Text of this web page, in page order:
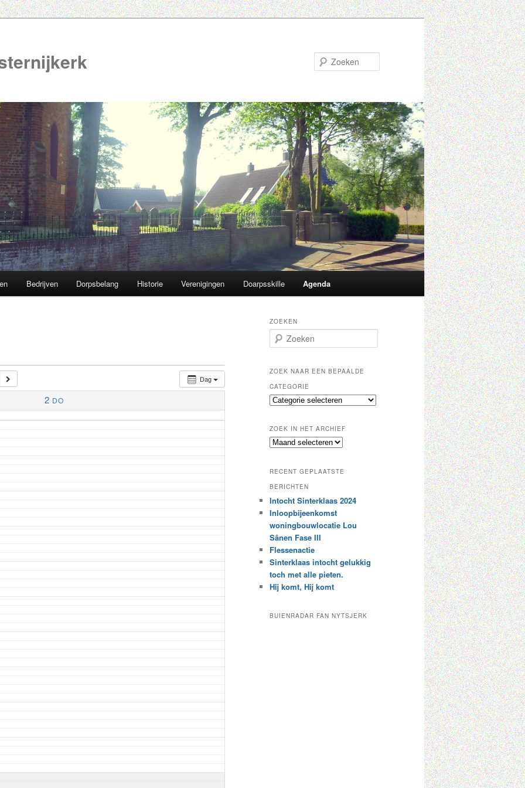
Bedrijven Dorpsbelang Historie Verenigingen Doarpsskille Agenda
Dag
2 DO
ZOEKEN
o
k
n
ZOEK NAAR EEN BEPAALDE
CATEGORIE
Z
k
n
e
e
n
b
e
a
a
l
d
c
ZOEK IN HET ARCHIEF
Z
k
i
n
h
t
a
r
c
h
i
RECENT GEPLAATSTE
BERICHTEN
Intocht Sinterklaas 2024
Inloopbijeenkomst
woningbouwlocatie Lou
Sânen Fase III
Flessenactie
Sinterklaas intocht gelukkig
toch met alle pieten.
Hij komt, Hij komt
BUIENRADAR FAN NYTSJERK